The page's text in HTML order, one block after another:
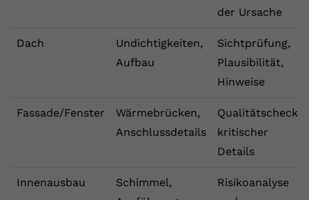
der Ursache
Dach
Undichtigkeiten,
Aufbau
Sichtprüfung,
Plausibilität,
Hinweise
Fassade/Fenster
Wärmebrücken,
Anschlussdetails
Qualitätscheck
kritischer
Details
Innenausbau
Schimmel,
Risikoanalyse